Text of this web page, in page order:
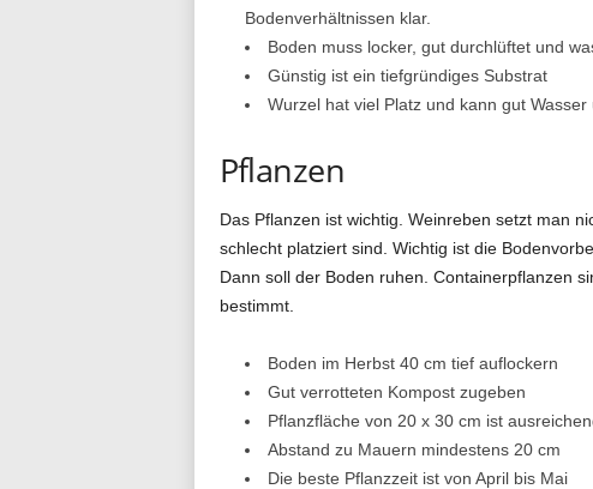
Bodenverhältnissen klar.
Boden muss locker, gut durchlüftet und
Günstig ist ein tiefgründiges Substrat
Wurzel hat viel Platz und kann gut
Pflanzen
Das Pflanzen ist wichtig. Weinreben setzt man
schlecht platziert sind. Wichtig ist die
Dann soll der Boden ruhen. Containerpflanzen
bestimmt.
Boden im Herbst 40 cm tief auflockern
Gut verrotteten Kompost zugeben
Pflanzfläche von 20 x 30 cm ist
Abstand zu Mauern mindestens 20 cm
Die beste Pflanzzeit ist von April bis Mai